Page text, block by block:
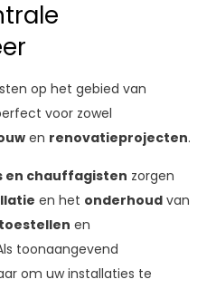
op het gebied van
voor zowel
en renovatieprojecten.
en chauffagisten zorgen
en het onderhoud van
en
toonaangevend
om uw installaties te